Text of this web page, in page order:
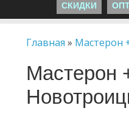
СКИДКИ
Главная » Мастерон
Мастерон